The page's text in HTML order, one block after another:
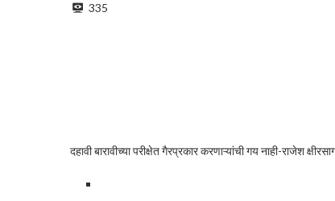
335
दहावी बारावीच्या परीक्षेत गैरप्रकार करणाऱ्यांची गय नाही-राजेश